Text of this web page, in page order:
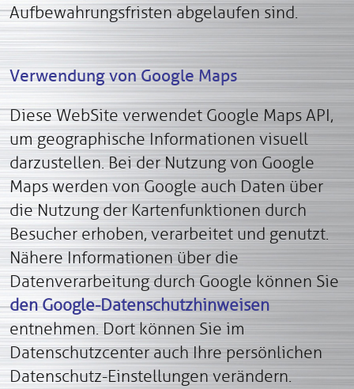
Aufbewahrungsfristen abgelaufen sind.
Verwendung von Google Maps
Diese WebSite verwendet Google Maps API,
um geographische Informationen visuell
darzustellen. Bei der Nutzung von Google
Maps werden von Google auch Daten über
die Nutzung der Kartenfunktionen durch
Besucher erhoben, verarbeitet und genutzt.
Nähere Informationen über die
Datenverarbeitung durch Google können Sie
den Google-Datenschutzhinweisen
entnehmen. Dort können Sie im
Datenschutzcenter auch Ihre persönlichen
Datenschutz-Einstellungen verändern.